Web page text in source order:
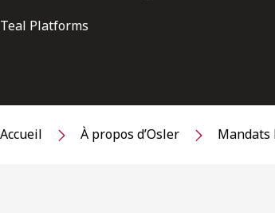
Teal Platforms
Accueil À propos d’Osler Mandats